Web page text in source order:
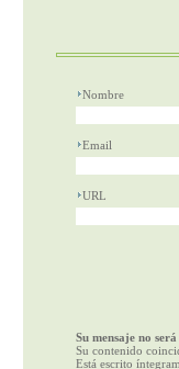
Nombre
Email
URL
Su mensaje no
Su contenido
Está escrito